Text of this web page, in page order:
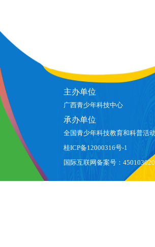
主办单位
广西青少年科技中心
承办单位
全国青少年科技教育和科普活
桂ICP备12000316号-1
国际互联网备案号：